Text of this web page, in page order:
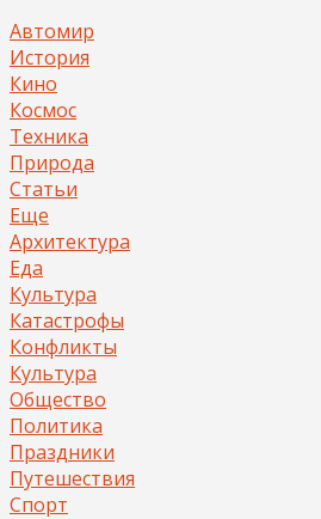
Автомир
История
Кино
Космос
Техника
Природа
Статьи
Еще
Архитектура
Еда
Культура
Катастрофы
Конфликты
Культура
Общество
Политика
Праздники
Путешествия
Спорт